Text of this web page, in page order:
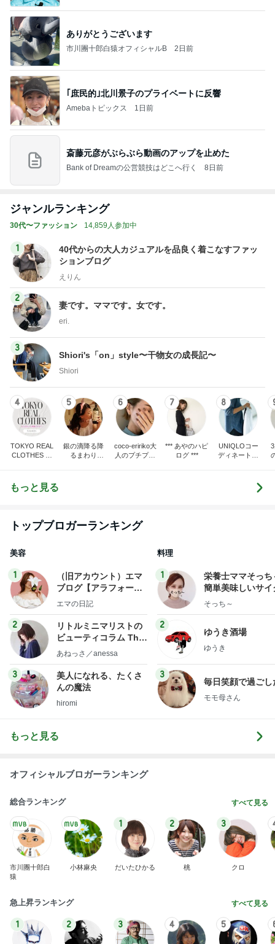
ありがとうございます
市川團十郎白猿オフィシャルB 2日前
｢庶民的｣北川景子のプライベートに反響
Amebaトピックス 1日前
斎藤元彦がぶらぶら動画のアップを止めた
Bank of Dreamの公営競技はどこへ行く 8日前
ジャンルランキング
30代〜ファッション 14,859人参加中
1
40代からの大人カジュアルを品良く着こなすファッ
ションブログ
えりん
2
妻です。ママです。女です。
eri.
3
Shiori's「on」style〜干物女の成長記〜
Shiori
4
TOKYO REAL
CLOTHES 大
5
銀の滴降る降
るまわり
6
coco-eririko大
人のプチプラ
7
*** あやのハピ
ログ ***
8
UNIQLOコー
ディネート日
もっと見る
トップブロガーランキング
美容
1
（旧アカウント）エマ
ブログ【アラフォー会
社売却セカンドライ
エマの日記
2
リトルミニマリストの
ビューティコラム The
little minimalist's bea
あねっさ／anessa
3
美人になれる、たくさ
んの魔法
hiromi
料理
1
栄養士ママそっち
簡単美味しいサイ
献立
そっち～
2
ゆうき酒場
ゆうき
3
毎日笑顔で過ごし
モモ母さん
もっと見る
オフィシャルブロガーランキング
総合ランキング すべて見る
市川團十郎白
猿
小林麻央
1
だいたひかる
2
桃
3
クロ
急上昇ランキング すべて見る
1 2 3 4 5